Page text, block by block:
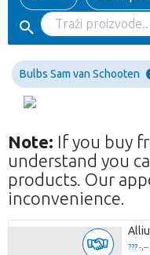
Bulbs Sam van Schooten
Note: If you buy
understand you
products. Our
inconvenience.
??? -,--